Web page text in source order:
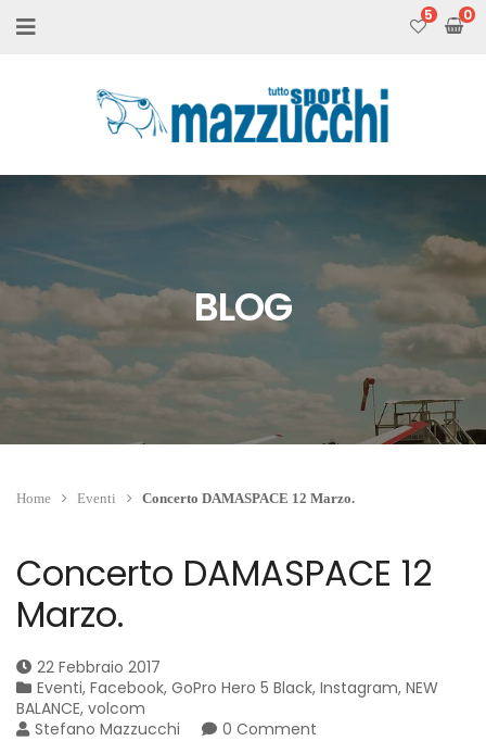
5
BLOG
Home Eventi Concerto DAMASPACE 12 Marzo.
Concerto DAMASPACE 12
Marzo.
22 Febbraio 2017
Eventi, Facebook, GoPro Hero 5 Black, Instagram, NEW
BALANCE, volcom
Stefano Mazzucchi
0 Comment